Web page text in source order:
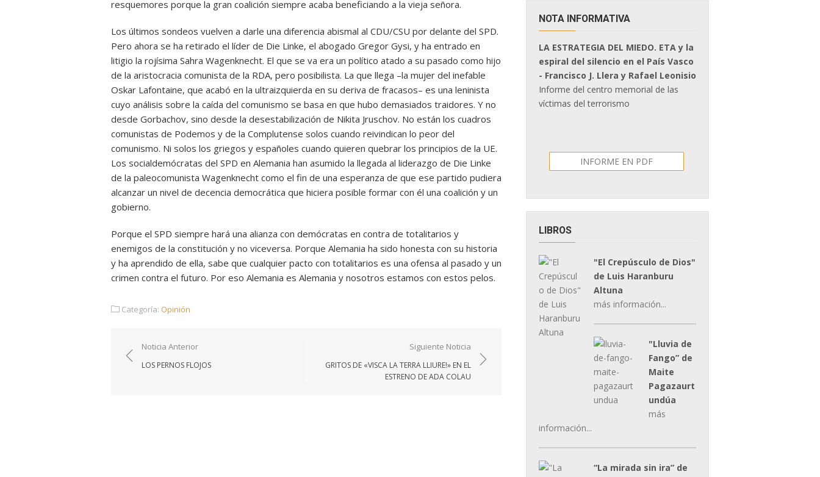
resquemores porque la gran coalición siempre acaba beneficiando a la vieja señora.
Los últimos sondeos vuelven a darle una diferencia abismal al CDU/CSU por delante del SPD.
Pero ahora se ha retirado el líder de Die Linke, el abogado Gregor Gysi, y ha entrado en
litigio la rojísima Sahra Wagenknecht. El que se va era un político atado a su pasado como hijo
de la aristocracia comunista de la RDA, pero posibilista. La que llega –la mujer del inefable
Oskar Lafontaine, que acabó en la ultraizquierda en su deriva de fracasos– es una leninista
cuyo análisis sobre la caída del comunismo se basa en que hubo demasiados traidores. Y no
desde Gorbachov, sino desde la desestabilización de Nikita Jruschov. No están los cuadros
comunistas de Podemos y de la Complutense solos cuando reivindican lo peor del
comunismo. Ni solos los griegos y españoles cuando quieren quebrar los principios de la UE.
Los socialdemócratas del SPD en Alemania han asumido la llegada al liderazgo de Die Linke
de la paleocomunista Wagenknecht como el fin de una esperanza de que ese partido pudiera
alcanzar un nivel de decencia democrática que hiciera posible formar con él una coalición y un
gobierno.
Porque el SPD siempre hará una alianza con demócratas en contra de totalitarios y
enemigos de la constitución y no viceversa. Porque Alemania ha sido honesta con su historia
y ha aprendido de ella, sabe que cualquier pacto con totalitarios es una ofensa al pasado y un
crimen contra el futuro. Por eso Alemania es Alemania y nosotros estamos con estos pelos.
Categoría: Opinión
Navegación
de
Noticia Anterior
LOS PERNOS FLOJOS
Siguiente Noticia
GRITOS DE «VISCA LA TERRA LLIURE!» EN EL
ESTRENO DE ADA COLAU
NOTA INFORMATIVA
LA ESTRATEGIA DEL MIEDO. ETA y la
espiral del silencio en el País Vasco
- Francisco J. Llera y Rafael Leonisio
Informe del centro memorial de las
víctimas del terrorismo
INFORME EN PDF
LIBROS
"El Crepúsculo de Dios"
de Luis Haranburu
Altuna
más información...
"Lluvia de
Fango” de
Maite
Pagazaurt
undúa
más
información...
“La mirada sin ira” de